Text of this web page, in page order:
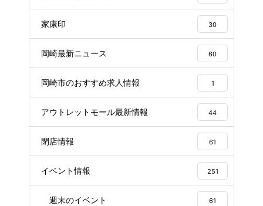
家康印 30
岡崎最新ニュース 60
岡崎市のおすすめ求人情報 1
アウトレットモール最新情報 44
閉店情報 61
イベント情報 251
週末のイベント 61